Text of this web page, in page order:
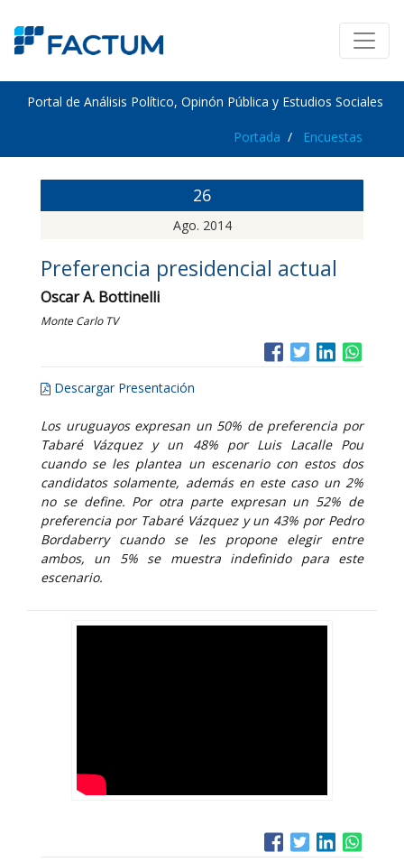
Portal de Análisis Político, Opinón Pública y Estudios Sociales
Portada Encuestas
26
Ago. 2014
Preferencia presidencial actual
Oscar A. Bottinelli
Monte Carlo TV
Descargar Presentación
Los uruguayos expresan un 50% de preferencia por
Tabaré Vázquez y un 48% por Luis Lacalle Pou
cuando se les plantea un escenario con estos dos
candidatos solamente, además en este caso un 2%
no se define. Por otra parte expresan un 52% de
preferencia por Tabaré Vázquez y un 43% por Pedro
Bordaberry cuando se les propone elegir entre
ambos, un 5% se muestra indefinido para este
escenario.